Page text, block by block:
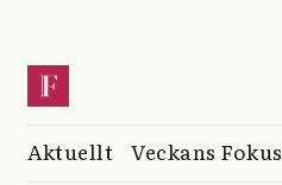
Aktuellt Veckans Fokus